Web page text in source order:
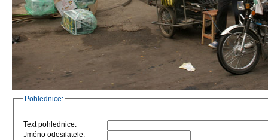
Pohlednice:
Text pohlednice:
Jméno odesilatele: